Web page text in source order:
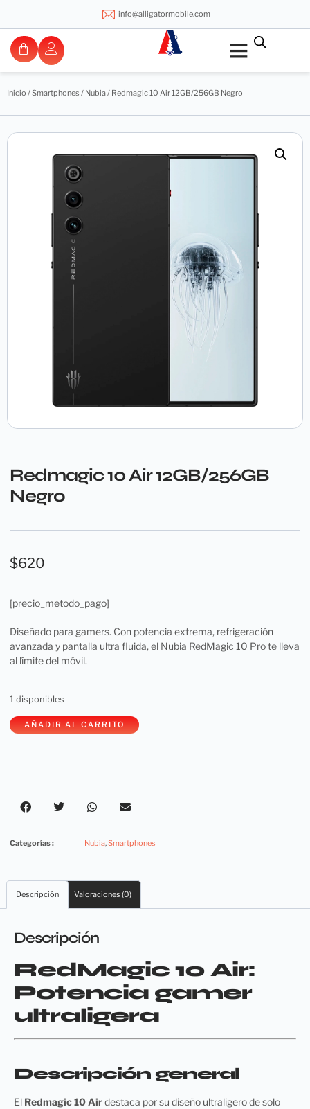
info@alligatormobile.com
Inicio /Smartphones / Nubia/ Redmagic 10 Air 12GB/256GB Negro
Redmagic 10 Air 12GB/256GB
Negro
$620
[precio_metodo_pago]
Diseñado para gamers. Con potencia extrema, refrigeración
avanzada y pantalla ultra fluida, el Nubia RedMagic 10 Pro te lleva
al límite del móvil.
1 disponibles
AÑADIR AL CARRITO
Categorías : Nubia,Smartphones
Descripción Valoraciones (0)
Descripción
RedMagic 10 Air:
Potencia gamer
ultraligera
Descripción general
El Redmagic 10 Airdestaca por su diseño ultraligero de solo